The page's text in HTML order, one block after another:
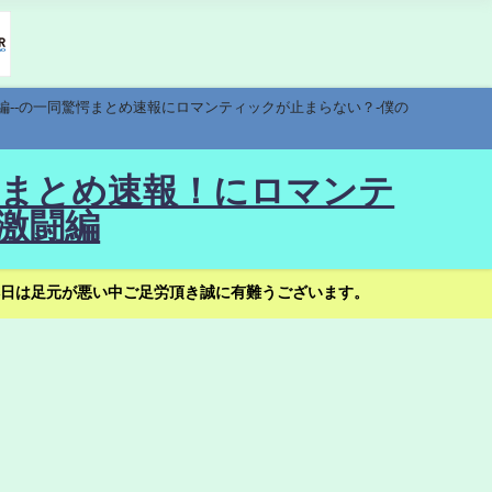
の一同驚愕まとめ速報にロマンティックが止まらない？-僕の
とめ速報！にロマンテ
闘編
足元が悪い中ご足労頂き誠に有難うございます。